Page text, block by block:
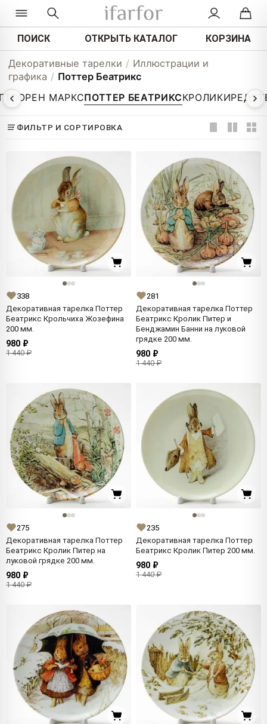
ПОИСК ОТКРЫТЬ КАТАЛОГ КОРЗИНА
Декоративные тарелки / Иллюстрации и
графика / Поттер Беатрикс
ЛОРЕН МАРКСПОТТЕР БЕАТРИКСКРОЛИКИ
ФИЛЬТР И СОРТИРОВКА
338
Декоративная тарелка Поттер
Беатрикс Крольчиха Жозефина
200 мм.
980 ₽
1 440 ₽
281
Декоративная тарелка Поттер
Беатрикс Кролик Питер и
Бенджамин Банни на луковой
грядке 200 мм.
980 ₽
1 440 ₽
275
Декоративная тарелка Поттер
Беатрикс Кролик Питер на
луковой грядке 200 мм.
980 ₽
1 440 ₽
235
Декоративная тарелка Поттер
Беатрикс Кролик Питер 200 мм.
980 ₽
1 440 ₽